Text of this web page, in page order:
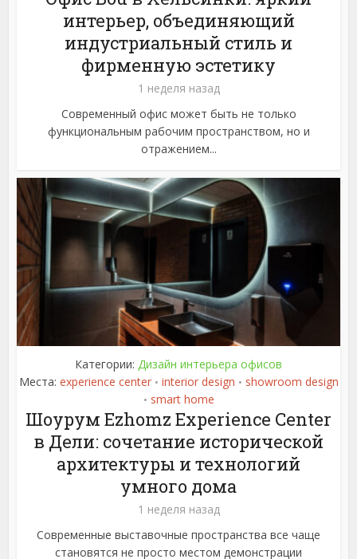
интерьер, объединяющий
индустриальный стиль и
фирменную эстетику
1 неделя назад
Современный офис может быть не только
функциональным рабочим пространством, но и
отражением...
Категории: Дизайн интерьера офисов
Места: experience center • interior design • showroom design
• smart home
Шоурум Ezhomz Experience Center
в Дели: сочетание исторической
архитектуры и технологий
умного дома
1 неделя назад
Современные выставочные пространства все чаще
становятся не просто местом демонстрации